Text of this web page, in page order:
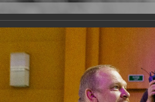
Версия для слабовидящих
Новости Деятельность